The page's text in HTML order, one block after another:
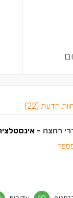
הדעת (22)
רחצה -